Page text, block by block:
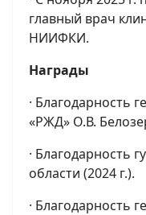
главный врач
НИИФКИ.
Награды
· Благодарность
«РЖД» О.В.
· Благодарность
области (2024 г.).
· Благодарность